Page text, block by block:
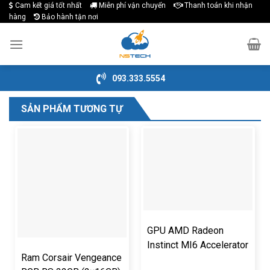
Skip
to
content
Cam kết giá tốt nhất Miễn phí vận chuyển
Thanh toán khi nhận
hàng
Bảo hành tận nơi
093.333.5554
SẢN PHẨM TƯƠNG TỰ
Ram Corsair Vengeance
GPU AMD Radeon
Instinct MI6 Accelerator